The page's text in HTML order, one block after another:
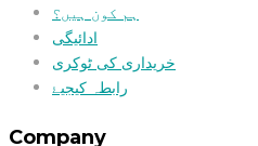
ہم کون ہیں؟
ادائیگی
خریداری کی ٹوکری
رابطہ کیجیۓ
Company